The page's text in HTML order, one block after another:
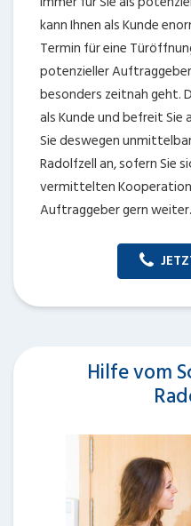
kann Ihnen als Kunde
Termin für eine
potenzieller
besonders zeitnah geht.
als Kunde und befreit
Sie deswegen
Radolfzell an, sofern Sie
vermittelten
Auftraggeber gern weiter.
Hilfe vom